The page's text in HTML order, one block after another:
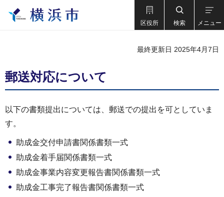
区役所 検索 メニュー
最終更新日 2025年4月7日
郵送対応について
以下の書類提出については、郵送での提出を可としていま
す。
助成金交付申請書関係書類一式
助成金着手届関係書類一式
助成金事業内容変更報告書関係書類一式
助成金工事完了報告書関係書類一式